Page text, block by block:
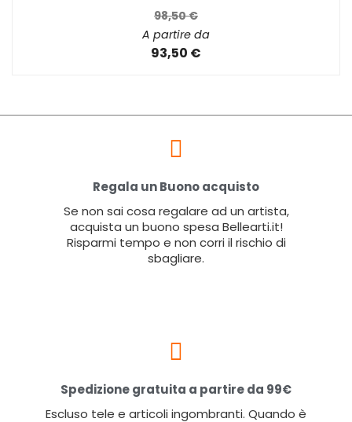
98,50 €
A partire da
93,50 €
Regala un Buono acquisto
Se non sai cosa regalare ad un artista,
acquista un buono spesa Bellearti.it!
Risparmi tempo e non corri il rischio di
sbagliare.
Spedizione gratuita a partire da 99€
Escluso tele e articoli ingombranti. Quando è